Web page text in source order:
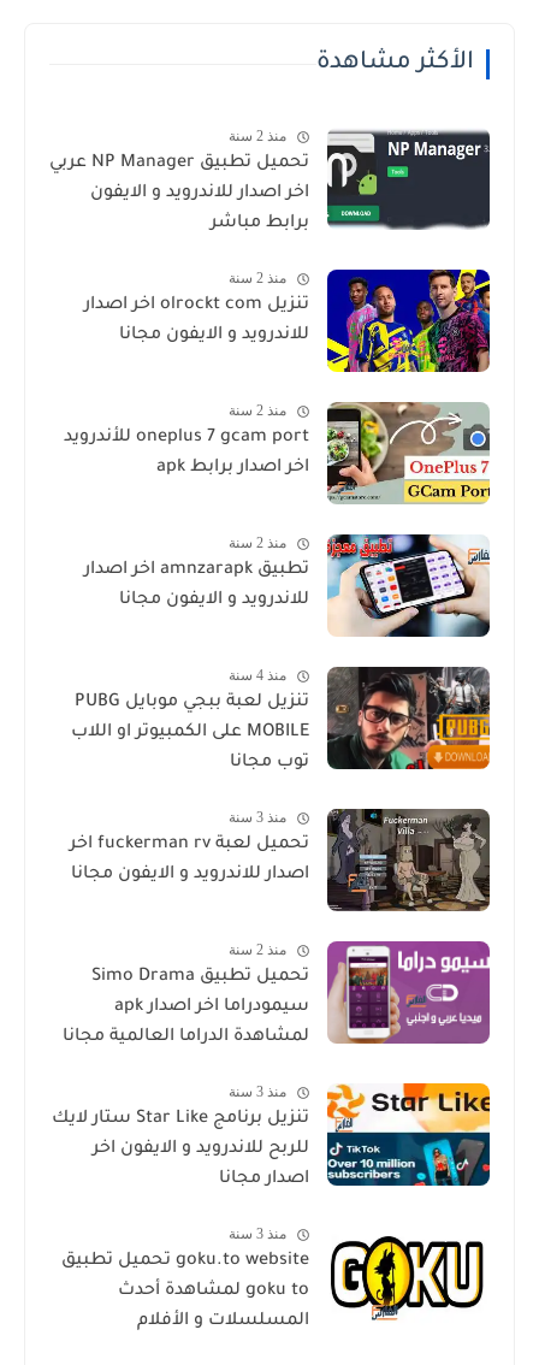
الأكثر مشاهدة
منذ 2 سنة
تحميل تطبيق NP Manager عربي
اخر اصدار للاندرويد و الايفون
برابط مباشر
منذ 2 سنة
تنزيل olrockt com اخر اصدار
للاندرويد و الايفون مجانا
منذ 2 سنة
oneplus 7 gcam port للأندرويد
اخر اصدار برابط apk
منذ 2 سنة
تطبيق amnzarapk اخر اصدار
للاندرويد و الايفون مجانا
منذ 4 سنة
تنزيل لعبة ببجي موبايل PUBG
MOBILE على الكمبيوتر او اللاب
توب مجانا
منذ 3 سنة
تحميل لعبة fuckerman rv اخر
اصدار للاندرويد و الايفون مجانا
منذ 2 سنة
تحميل تطبيق Simo Drama
سيمودراما اخر اصدار apk
لمشاهدة الدراما العالمية مجانا
منذ 3 سنة
تنزيل برنامج Star Like ستار لايك
للربح للاندرويد و الايفون اخر
اصدار مجانا
منذ 3 سنة
goku.to website تحميل تطبيق
goku to لمشاهدة أحدث
المسلسلات و الأفلام